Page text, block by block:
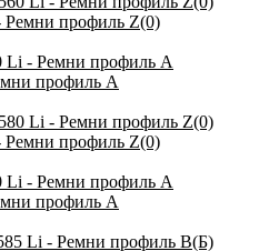
Ремни профиль Z(0)
профиль А
Ремни профиль Z(0)
профиль А